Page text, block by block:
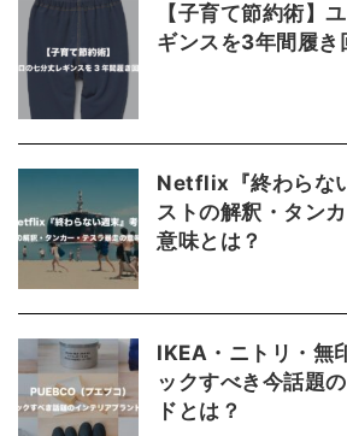
【子育て節約術】
ギンスを3年間履き
Netflix『終わらな
ストの解釈・タン
意味とは？
IKEA・ニトリ・無
ックすべき今話題
ドとは？